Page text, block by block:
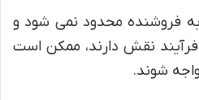
به فروشنده محدود نمی شود و
نقش دارند، ممکن است
شوند.